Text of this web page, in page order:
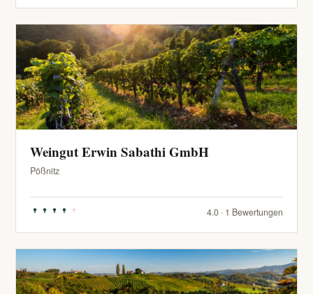
Weingut Erwin Sabathi GmbH
Pößnitz
4.0 · 1 Bewertungen